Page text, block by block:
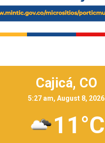
Cajicá, CO
5:27 am, August 8, 2026
11°C